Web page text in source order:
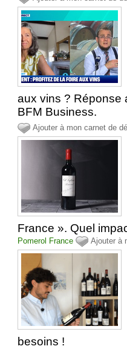
aux vins ? Réponse
BFM Business.
Ajouter à mon carnet de
France ». Quel
Pomerol France Ajouter à
besoins !